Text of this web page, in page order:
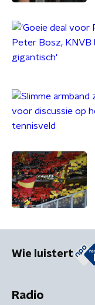
Wie luistert
Radio